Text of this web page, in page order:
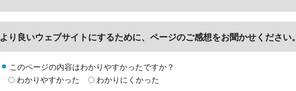
より良いウェブサイトにするために、ページのご感想をお聞かせください。
このページの内容はわかりやすかったですか？
わかりやすかった
わかりにくかった